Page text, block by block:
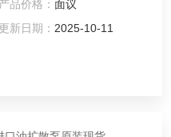
产品价格： 面议
更新日期： 2025-10-11